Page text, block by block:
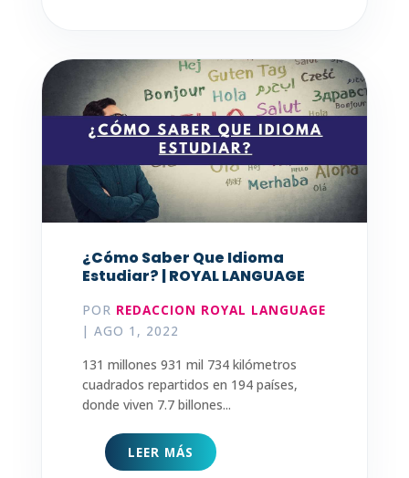
¿Cómo Saber Que Idioma
Estudiar? | ROYAL LANGUAGE
POR REDACCION ROYAL LANGUAGE
| AGO 1, 2022
131 millones 931 mil 734 kilómetros
cuadrados repartidos en 194 países,
donde viven 7.7 billones...
LEER MÁS